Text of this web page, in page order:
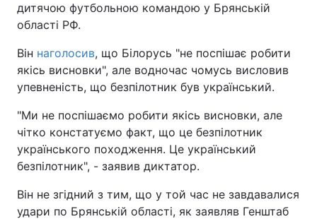
дитячою футбольною командою у Брянській
області РФ.
Він наголосив, що Білорусь "не поспішає робити
якісь висновки", але водночас чомусь висловив
упевненість, що безпілотник був український.
"Ми не поспішаємо робити якісь висновки, але
чітко констатуємо факт, що це безпілотник
українського походження. Це український
безпілотник", - заявив диктатор.
Він не згідний з тим, що у той час не завдавалися
удари по Брянській області, як заявляв Генштаб